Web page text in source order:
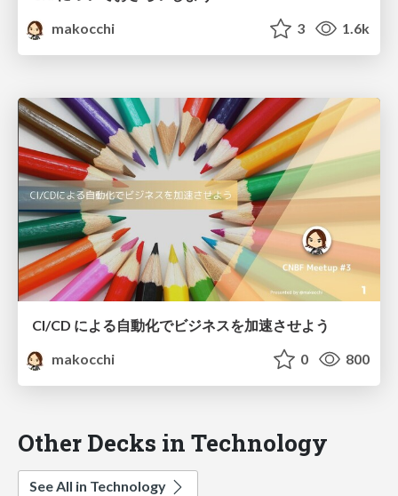
makocchi
3 1.6k
CI/CD による自動化でビジネスを加速させよう
makocchi
0 800
Other Decks in Technology
See All in Technology